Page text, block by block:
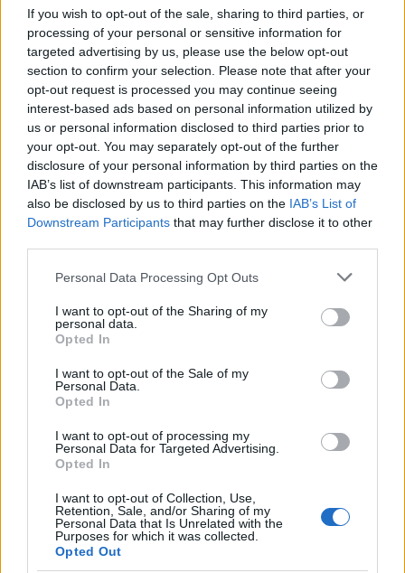
If you wish to opt-out of the sale, sharing to third parties, or
processing of your personal or sensitive information for
targeted advertising by us, please use the below opt-out
section to confirm your selection. Please note that after your
opt-out request is processed you may continue seeing
interest-based ads based on personal information utilized by
us or personal information disclosed to third parties prior to
your opt-out. You may separately opt-out of the further
disclosure of your personal information by third parties on the
IAB’s list of downstream participants. This information may
also be disclosed by us to third parties on the IAB’s List of
Downstream Participants that may further disclose it to other
Please note that this website/app uses one or more Google
not limited to your visit or usage behaviour. You may click to
grant or deny consent to Google and its third-party tags to
use your data for below specified purposes in below Google
consent section.
Personal Data Processing Opt Outs
I want to opt-out of the Sharing of my
personal data.
Opted In
I want to opt-out of the Sale of my
Personal Data.
Opted In
I want to opt-out of processing my
Personal Data for Targeted Advertising.
Opted In
I want to opt-out of Collection, Use,
Retention, Sale, and/or Sharing of my
Personal Data that Is Unrelated with the
Purposes for which it was collected.
Opted Out
Megtanulta, hogyan célozzon hirdetésekkel a
környéken élő, esküvőre vagy születésnapra készülő
emberekre. Létrehozott egy blogot, ahol virágápolási
tippeket osztott meg, amivel a Google-ben is egyre
jobb helyezéseket ért el a „virágbolt Budapest XIII.
kerület” kulcsszóra. Fél évvel a marketing képzés
elvégzése után a bolt forgalma 30%-kal nőtt, és a
megrendelések fele már az online felületekről
érkezett. Krisztina nemcsak a boltját mentette meg,
de egy új, izgalmas szakmát is tanult.
Útmutató a döntéshez
A marketing képzés kínálata hatalmas, ami
egyszerre áldás és átok. A választás
megkönnyítésére érdemes néhány szempontot
végiggondolni.
Szempont
Oktatók
Elméleti tanárok vagy a piacról élő,
Tananyag
Elméleti vagy gyakorlati fókuszú?
Keressük a projektmunkákat,
esettanulmányokat.